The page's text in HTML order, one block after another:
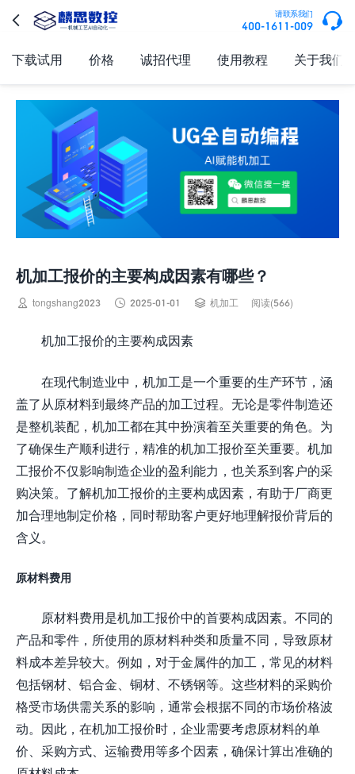
 请联系我们
400-1611-009 
下载试用 价格 诚招代理 使用教程 关于我们
机加工报价的主要构成因素有哪些？
 tongshang2023  2025-01-01  机加工 阅读(566)
机加工报价的主要构成因素
在现代制造业中，机加工是一个重要的生产环节，涵
盖了从原材料到最终产品的加工过程。无论是零件制造还
是整机装配，机加工都在其中扮演着至关重要的角色。为
了确保生产顺利进行，精准的机加工报价至关重要。机加
工报价不仅影响制造企业的盈利能力，也关系到客户的采
购决策。了解机加工报价的主要构成因素，有助于厂商更
加合理地制定价格，同时帮助客户更好地理解报价背后的
含义。
原材料费用
原材料费用是机加工报价中的首要构成因素。不同的
产品和零件，所使用的原材料种类和质量不同，导致原材
料成本差异较大。例如，对于金属件的加工，常见的材料
包括钢材、铝合金、铜材、不锈钢等。这些材料的采购价
格受市场供需关系的影响，通常会根据不同的市场价格波
动。因此，在机加工报价时，企业需要考虑原材料的单
价、采购方式、运输费用等多个因素，确保计算出准确的